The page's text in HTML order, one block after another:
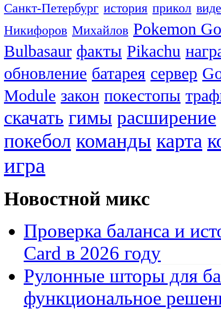
Санкт-Петербург история прикол
Никифоров Михайлов Pokemon Go
Bulbasaur факты Pikachu
обновление батарея сервер
Module закон покестопы
скачать гимы расширение
покебол команды карта
игра
Новостной микс
Проверка баланса и
Card в 2026 году
Рулонные шторы для
функциональное